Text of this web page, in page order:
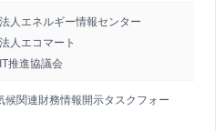
人エネルギー情報センター
人エコマート
推進協議会
候関連財務情報開示タスクフォー